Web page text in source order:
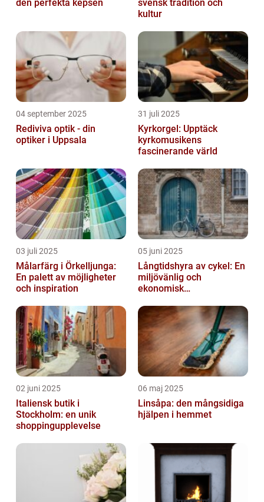
den perfekta kepsen
svensk tradition och
kultur
04 september 2025
Rediviva optik - din
optiker i Uppsala
31 juli 2025
Kyrkorgel: Upptäck
kyrkomusikens
fascinerande värld
03 juli 2025
Målarfärg i Örkelljunga:
En palett av möjligheter
och inspiration
05 juni 2025
Långtidshyra av cykel: En
miljövänlig och
ekonomisk
02 juni 2025
Italiensk butik i
Stockholm: en unik
shoppingupplevelse
06 maj 2025
Linsåpa: den mångsidiga
hjälpen i hemmet